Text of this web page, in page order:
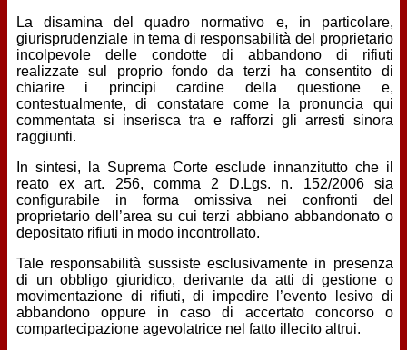
La disamina del quadro normativo e, in particolare,
giurisprudenziale in tema di responsabilità del proprietario
incolpevole delle condotte di abbandono di rifiuti
realizzate sul proprio fondo da terzi ha consentito di
chiarire i principi cardine della questione e,
contestualmente, di constatare come la pronuncia qui
commentata si inserisca tra e rafforzi gli arresti sinora
raggiunti.
In sintesi, la Suprema Corte esclude innanzitutto che il
reato ex art. 256, comma 2 D.Lgs. n. 152/2006 sia
configurabile in forma omissiva nei confronti del
proprietario dell’area su cui terzi abbiano abbandonato o
depositato rifiuti in modo incontrollato.
Tale responsabilità sussiste esclusivamente in presenza
di un obbligo giuridico, derivante da atti di gestione o
movimentazione di rifiuti, di impedire l’evento lesivo di
abbandono oppure in caso di accertato concorso o
compartecipazione agevolatrice nel fatto illecito altrui.